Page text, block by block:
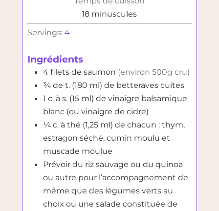
18minutes
minuscules
Servings: 4
Ingrédients
4 filets de saumon (environ 500g cru)
¾ de t. (180 ml) de betteraves cuites
1 c. à s. (15 ml) de vinaigre balsamique
blanc (ou vinaigre de cidre)
¼ c. à thé (1,25 ml) de chacun : thym,
estragon séché, cumin moulu et
muscade moulue
Prévoir du riz sauvage ou du quinoa
ou autre pour l’accompagnement de
même que des légumes verts au
choix ou une salade constituée de